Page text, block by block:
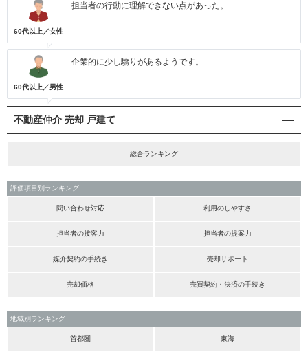
60代以上／女性
担当者の行動に理解できない点があった。
60代以上／男性
企業的に少し驕りがあるようです。
不動産仲介 売却 戸建て
総合ランキング
評価項目別ランキング
問い合わせ対応 利用のしやすさ
担当者の接客力 担当者の提案力
媒介契約の手続き 売却サポート
売却価格 売買契約・決済の手続き
地域別ランキング
首都圏 東海